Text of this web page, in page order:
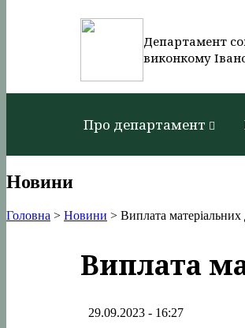
Департамент
виконкому
Про департамент
Новини
Головна > Новини > Виплата
Виплата
29.09.2023 - 16:27